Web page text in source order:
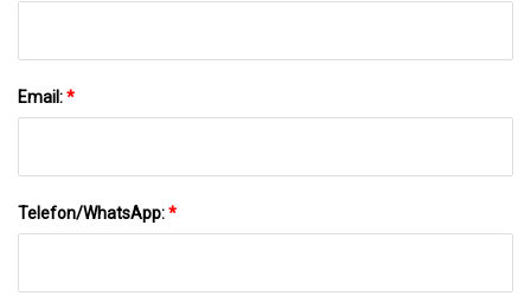
Email:*
Telefon/WhatsApp:*